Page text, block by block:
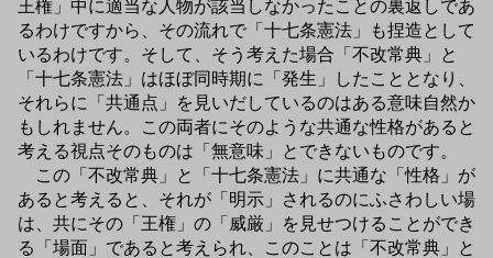
王権」中に適当な人物が該当しなかったことの裏返しであ
るわけですから、その流れで「十七条憲法」も捏造として
いるわけです。そして、そう考えた場合「不改常典」と
「十七条憲法」はほぼ同時期に「発生」したこととなり、
それらに「共通点」を見いだしているのはある意味自然か
もしれません。この両者にそのような共通な性格があると
考える視点そのものは「無意味」とできないものです。
この「不改常典」と「十七条憲法」に共通な「性格」が
あると考えると、それが「明示」されるのにふさわしい場
は、共にその「王権」の「威厳」を見せつけることができ
る「場面」であると考えられ、このことは「不改常典」と